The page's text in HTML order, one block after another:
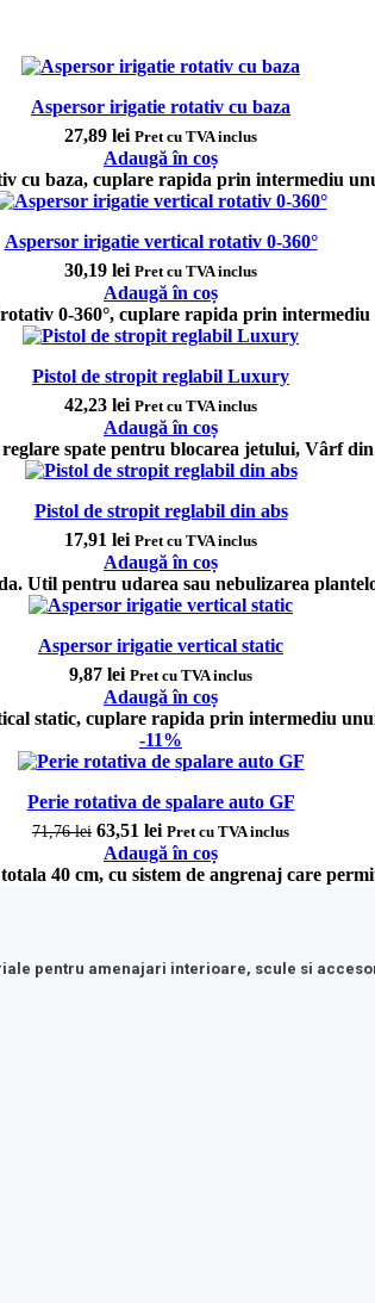
Aspersor irigatie rotativ cu baza
27,89 lei Pret cu TVA inclus
Adaugă în coș
cu baza, cuplare rapida prin intermediu
Aspersor irigatie vertical rotativ 0-360°
30,19 lei Pret cu TVA inclus
Adaugă în coș
0-360°, cuplare rapida prin
Pistol de stropit reglabil Luxury
42,23 lei Pret cu TVA inclus
Adaugă în coș
spate pentru blocarea jetului, Vârf
Pistol de stropit reglabil din abs
17,91 lei Pret cu TVA inclus
Adaugă în coș
Util pentru udarea sau nebulizarea
Aspersor irigatie vertical static
9,87 lei Pret cu TVA inclus
Adaugă în coș
static, cuplare rapida prin intermediu
-11%
Perie rotativa de spalare auto GF
71,76lei Prețul inițial a fost: 71,76 lei.
63,51 lei Prețul curent este: 63,51 lei.
Pret cu TVA inclus
Adaugă în coș
40 cm, cu sistem de angrenaj care
pentru amenajari interioare, scule si